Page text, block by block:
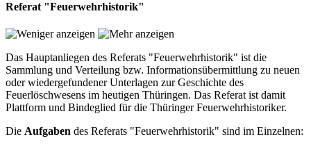
Referat "Feuerwehrhistorik"
Das Hauptanliegen des Referats "Feuerwehrhistorik" ist die
Sammlung und Verteilung bzw. Informationsübermittlung zu neuen
oder wiedergefundener Unterlagen zur Geschichte des
Feuerlöschwesens im heutigen Thüringen. Das Referat ist damit
Plattform und Bindeglied für die Thüringer Feuerwehrhistoriker.
Die Aufgaben des Referats "Feuerwehrhistorik" sind im Einzelnen: